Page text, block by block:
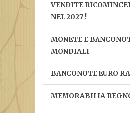
VENDITE
NEL 2027 !
MONETE E
MONDIALI
BANCONOTE EURO
MEMORABILIA